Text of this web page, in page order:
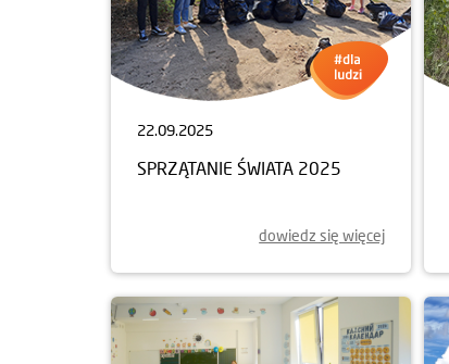
22.09.2025
SPRZĄTANIE ŚWIATA 2025
dowiedz się więcej